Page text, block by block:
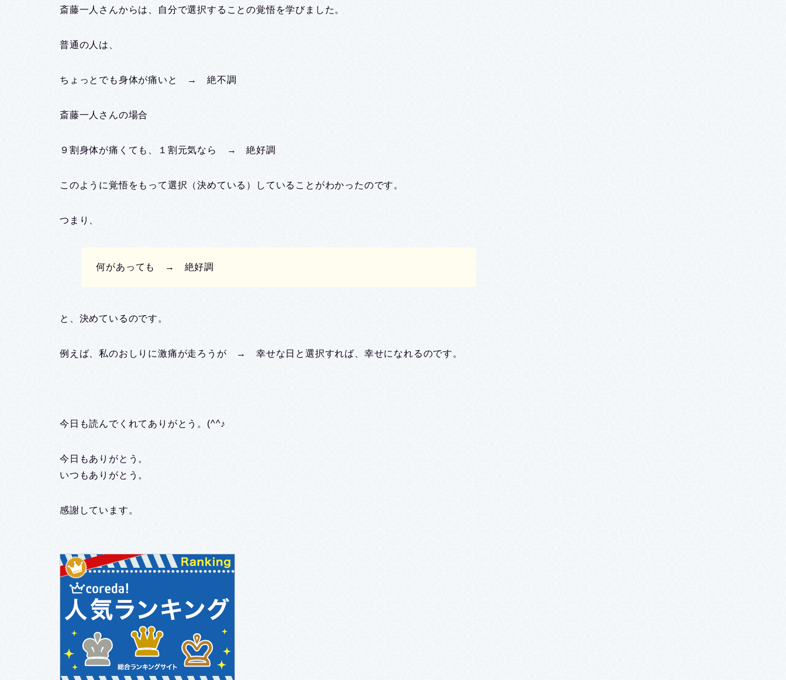
斎藤一人さんからは、自分で選択することの覚悟を学びました。
普通の人は、
ちょっとでも身体が痛いと → 絶不調
斎藤一人さんの場合
９割身体が痛くても、１割元気なら → 絶好調
このように覚悟をもって選択（決めている）していることがわかったのです。
つまり、
何があっても → 絶好調
と、決めているのです。
例えば、私のおしりに激痛が走ろうが → 幸せな日と選択すれば、幸せになれるのです。
今日も読んでくれてありがとう。(^^♪
今日もありがとう。
いつもありがとう。
感謝しています。